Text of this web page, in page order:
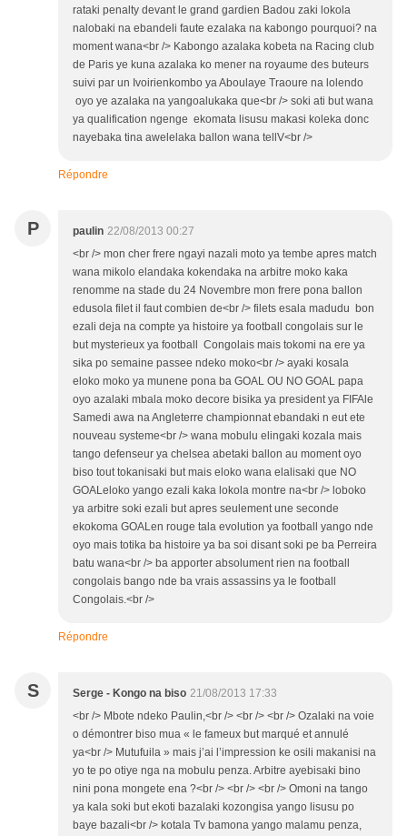
rataki penalty devant le grand gardien Badou zaki lokola
nalobaki na ebandeli faute ezalaka na kabongo pourquoi? na
moment wana<br /> Kabongo azalaka kobeta na Racing club
de Paris ye kuna azalaka ko mener na royaume des buteurs
suivi par un Ivoirienkombo ya Aboulaye Traoure na lolendo
oyo ye azalaka na yangoalukaka que<br /> soki ati but wana
ya qualification ngenge ekomata lisusu makasi koleka donc
nayebaka tina awelelaka ballon wana tellV<br />
Répondre
P paulin 22/08/2013 00:27
<br /> mon cher frere ngayi nazali moto ya tembe apres match
wana mikolo elandaka kokendaka na arbitre moko kaka
renomme na stade du 24 Novembre mon frere pona ballon
edusola filet il faut combien de<br /> filets esala madudu bon
ezali deja na compte ya histoire ya football congolais sur le
but mysterieux ya football Congolais mais tokomi na ere ya
sika po semaine passee ndeko moko<br /> ayaki kosala
eloko moko ya munene pona ba GOAL OU NO GOAL papa
oyo azalaki mbala moko decore bisika ya president ya FIFAle
Samedi awa na Angleterre championnat ebandaki n eut ete
nouveau systeme<br /> wana mobulu elingaki kozala mais
tango defenseur ya chelsea abetaki ballon au moment oyo
biso tout tokanisaki but mais eloko wana elalisaki que NO
GOALeloko yango ezali kaka lokola montre na<br /> loboko
ya arbitre soki ezali but apres seulement une seconde
ekokoma GOALen rouge tala evolution ya football yango nde
oyo mais totika ba histoire ya ba soi disant soki pe ba Perreira
batu wana<br /> ba apporter absolument rien na football
congolais bango nde ba vrais assassins ya le football
Congolais.<br />
Répondre
S Serge - Kongo na biso 21/08/2013 17:33
<br /> Mbote ndeko Paulin,<br /> <br /> <br /> Ozalaki na voie
o démontrer biso mua « le fameux but marqué et annulé
ya<br /> Mutufuila » mais j’ai l’impression ke osili makanisi na
yo te po otiye nga na mobulu penza. Arbitre ayebisaki bino
nini pona mongete ena ?<br /> <br /> <br /> Omoni na tango
ya kala soki but ekoti bazalaki kozongisa yango lisusu po
baye bazali<br /> kotala Tv bamona yango malamu penza,